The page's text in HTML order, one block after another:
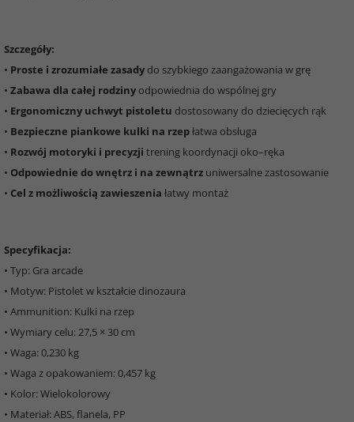
Szczegóły:
• Proste i zrozumiałe zasady do szybkiego zaangażowania w grę
• Zabawa dla całej rodziny odpowiednia do wspólnej gry
• Ergonomiczny uchwyt pistoletu dostosowany do dziecięcych rąk
• Bezpieczne piankowe kulki na rzepłatwa obsługa
• Rozwój motoryki i precyzji trening koordynacji oko–ręka
• Odpowiednie do wnętrz i na zewnątrz uniwersalne zastosowanie
• Cel z możliwością zawieszenia łatwy montaż
Specyfikacja:
• Typ: Gra arcade
• Motyw: Pistolet w kształcie dinozaura
• Ammunition: Kulki na rzep
• Wymiary celu: 27,5 × 30 cm
• Waga: 0,230 kg
• Waga z opakowaniem: 0,457 kg
• Kolor: Wielokolorowy
• Materiał: ABS, flanela, PP